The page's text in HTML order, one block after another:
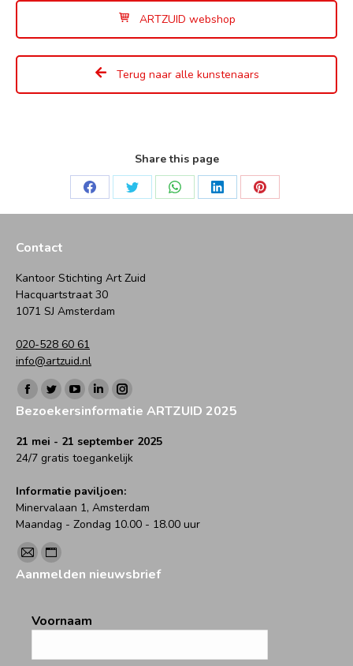
ARTZUID webshop
Terug naar alle kunstenaars
Share this page
Deel
Deel
Deel
Deel
Deel
Contact
Kantoor Stichting Art Zuid
Hacquartstraat 30
1071 SJ Amsterdam
020-528 60 61
info@artzuid.nl
Vind ons op:
Facebook
page
opens
in
window
Twitter
page
opens
in
window
YouTube
page
opens
in
window
Linkedin
page
opens
in
window
Instagram
page
opens
in
window
Bezoekersinformatie ARTZUID 2025
21 mei - 21 september 2025
24/7 gratis toegankelijk
Informatie paviljoen:
Minervalaan 1, Amsterdam
Maandag - Zondag 10.00 - 18.00 uur
Vind ons op:
Mail
page
in
Website
page
in
Aanmelden nieuwsbrief
Voornaam